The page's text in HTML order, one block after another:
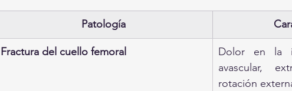
Patología
Fractura del cuello femoral
Dolor en la
avascular,
rotación